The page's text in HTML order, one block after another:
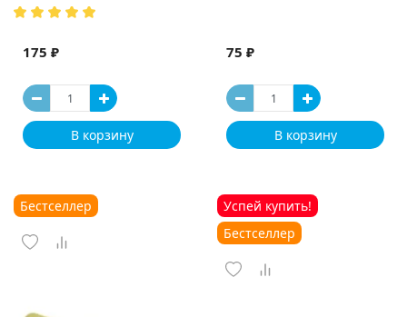
175 ₽
В корзину
75 ₽
В корзину
Бестселлер
Успей купить!
Бестселлер